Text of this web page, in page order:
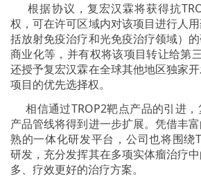
根据协议，复宏汉霖将获得抗
权，可在许可区域内对该项目进行人
括放射免疫治疗和光免疫治疗领域）的
商业化等，并有权将该项目转让给第
还授予复宏汉霖在全球其他地区独家
项目的优先选择权。
相信通过TROP2靶点产品的引进，
产品管线将得到进一步扩展。凭借丰
熟的一体化研发平台，公司也将围绕
研发，充分发挥其在多项实体瘤治疗
多、疗效更好的治疗方案。